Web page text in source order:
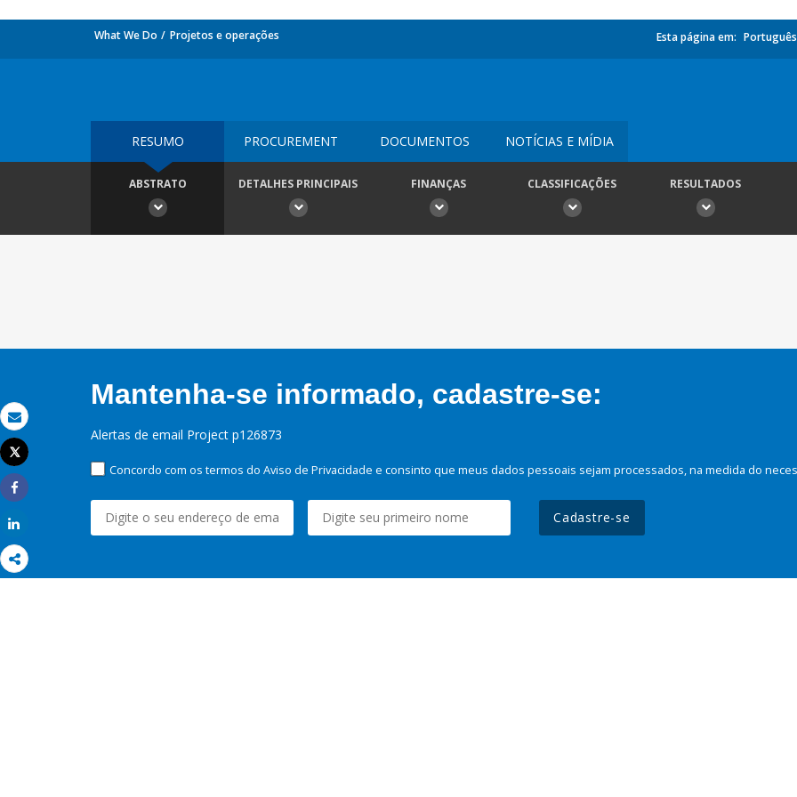
Email
Imprimir
Tweet
Share
What We Do Projetos e operações Esta página em: Português
RESUMO PROCUREMENT DOCUMENTOS NOTÍCIAS E MÍDIA
ABSTRATO DETALHES PRINCIPAIS FINANÇAS CLASSIFICAÇÕES RESULTADOS
Mantenha-se informado, cadastre-se:
Alertas de email Project p126873
Concordo com os termos do Aviso de Privacidade e consinto que meus dados pessoais sejam processados, na medida do
Cadastre-se